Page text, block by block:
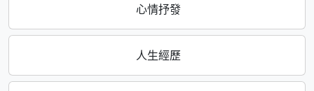
心情抒發
人生經歷